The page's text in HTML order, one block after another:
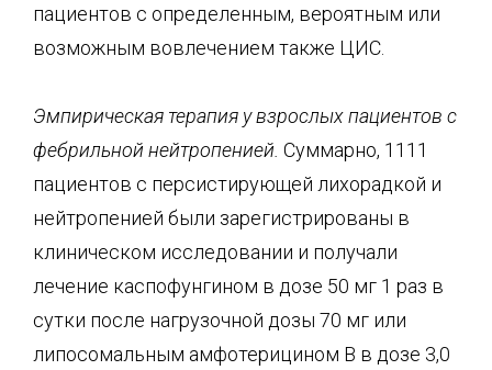
пациентов с определенным, вероятным или
возможным вовлечением также ЦИС.
Эмпирическая терапия у взрослых пациентов с
фебрильной нейтропенией Суммарно, 1111
пациентов с персистирующей лихорадкой и
нейтропенией были зарегистрированы в
клиническом исследовании и получали
лечение каспофунгином в дозе 50 мг 1 раз в
сутки после нагрузочной дозы 70 мг или
липосомальным амфотерицином В в дозе 3,0